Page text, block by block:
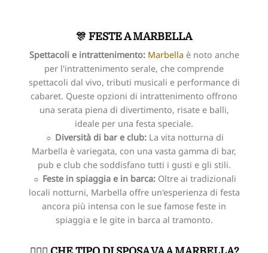
🎊 FESTE A MARBELLA
Spettacoli e intrattenimento: Marbella è noto anche
per l'intrattenimento serale, che comprende
spettacoli dal vivo, tributi musicali e performance di
cabaret. Queste opzioni di intrattenimento offrono
una serata piena di divertimento, risate e balli,
ideale per una festa speciale.
☼ Diversità di bar e club:La vita notturna di
Marbella è variegata, con una vasta gamma di bar,
pub e club che soddisfano tutti i gusti e gli stili.
☼ Feste in spiaggia e in barca: Oltre ai tradizionali
locali notturni, Marbella offre un'esperienza di festa
ancora più intensa con le sue famose feste in
spiaggia e le gite in barca al tramonto.